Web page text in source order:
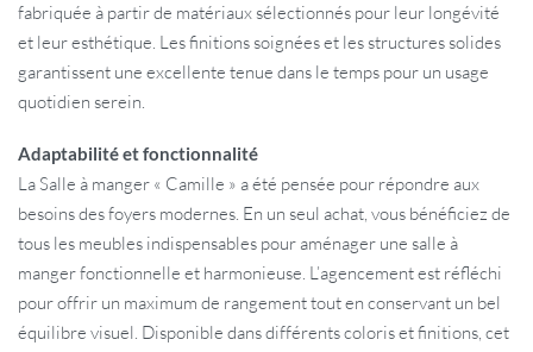
fabriquée à partir de matériaux sélectionnés pour leur longévité
et leur esthétique. Les finitions soignées et les structures solides
garantissent une excellente tenue dans le temps pour un usage
quotidien serein.
Adaptabilité et fonctionnalité
La Salle à manger « Camille » a été pensée pour répondre aux
besoins des foyers modernes. En un seul achat, vous bénéficiez de
tous les meubles indispensables pour aménager une salle à
manger fonctionnelle et harmonieuse. L’agencement est réfléchi
pour offrir un maximum de rangement tout en conservant un bel
équilibre visuel. Disponible dans différents coloris et finitions, cet